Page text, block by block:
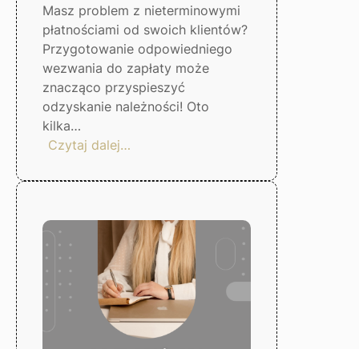
Masz problem z nieterminowymi
płatnościami od swoich klientów?
Przygotowanie odpowiedniego
wezwania do zapłaty może
znacząco przyspieszyć
odzyskanie należności! Oto
kilka…
Czytaj dalej…
do
Gorzów
Wlkp.